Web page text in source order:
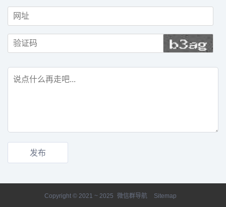
Copyright © 2021 ~ 2025 微信群导航 Sitemap